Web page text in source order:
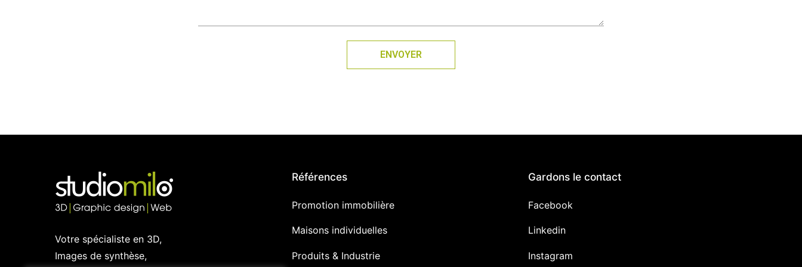
ENVOYER
Votre spécialiste en 3D,
Images de synthèse,
Références
Promotion immobilière
Maisons individuelles
Produits & Industrie
Gardons le contact
Facebook
Linkedin
Instagram